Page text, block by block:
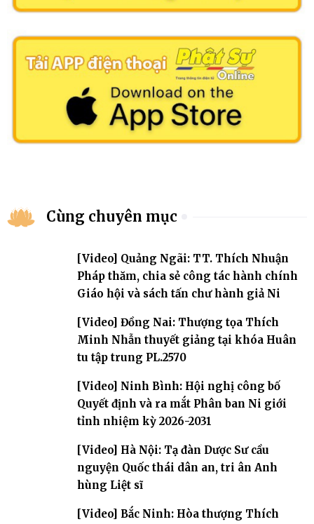
Cùng chuyên mục
[Video] Quảng Ngãi: TT. Thích Nhuận
Pháp thăm, chia sẻ công tác hành chính
Giáo hội và sách tấn chư hành giả Ni
[Video] Đồng Nai: Thượng tọa Thích
Minh Nhẫn thuyết giảng tại khóa Huân
tu tập trung PL.2570
[Video] Ninh Bình: Hội nghị công bố
Quyết định và ra mắt Phân ban Ni giới
tỉnh nhiệm kỳ 2026-2031
[Video] Hà Nội: Tạ đàn Dược Sư cầu
nguyện Quốc thái dân an, tri ân Anh
hùng Liệt sĩ
[Video] Bắc Ninh: Hòa thượng Thích